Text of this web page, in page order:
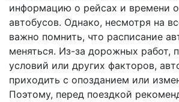
информацию о рейсах и времени
автобусов. Однако, несмотря на
важно помнить, что расписание
меняться. Из-за дорожных работ,
условий или других факторов,
приходить с опозданием или
Поэтому, перед поездкой